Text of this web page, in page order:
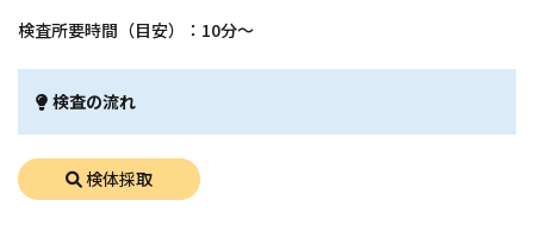
検査所要時間（目安）：10分～
検査の流れ
検体採取